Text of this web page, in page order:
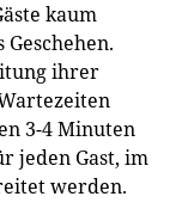
kaum
ihrer
3-4 Minuten
jeden Gast, im
werden.